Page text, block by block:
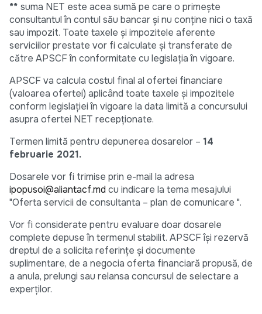
** suma NET este acea sumă pe care o primește
consultantul în contul său bancar și nu conține nici o taxă
sau impozit. Toate taxele și impozitele aferente
serviciilor prestate vor fi calculate și transferate de
către APSCF în conformitate cu legislația în vigoare.
APSCF va calcula costul final al ofertei financiare
(valoarea ofertei) aplicând toate taxele și impozitele
conform legislației în vigoare la data limită a concursului
asupra ofertei NET recepționate.
Termen limită pentru depunerea dosarelor – 14
februarie 2021.
Dosarele vor fi trimise prin e-mail la adresa
ipopusoi@aliantacf.md cu indicare la tema mesajului
"Oferta servicii de consultanta – plan de comunicare ".
Vor fi considerate pentru evaluare doar dosarele
complete depuse în termenul stabilit. APSCF își rezervă
dreptul de a solicita referințe și documente
suplimentare, de a negocia oferta financiară propusă, de
a anula, prelungi sau relansa concursul de selectare a
experților.